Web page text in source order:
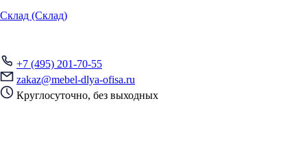
Склад (Склад)
+7 (495) 201-70-55
zakaz@mebel-dlya-ofisa.ru
Круглосуточно, без выходных